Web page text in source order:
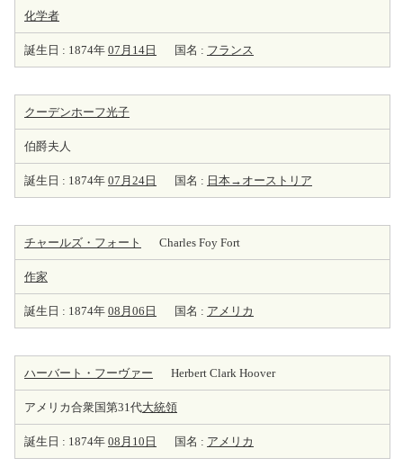
化学者
誕生日 : 1874年 07月14日 国名 : フランス
クーデンホーフ光子
伯爵夫人
誕生日 : 1874年 07月24日 国名 : 日本→オーストリア
チャールズ・フォート Charles Foy Fort
作家
誕生日 : 1874年 08月06日 国名 : アメリカ
ハーバート・フーヴァー Herbert Clark Hoover
アメリカ合衆国第31代大統領
誕生日 : 1874年 08月10日 国名 : アメリカ